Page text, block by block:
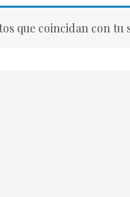
que coincidan con tu